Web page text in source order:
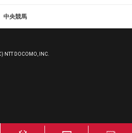
中央競馬
NTT DOCOMO, INC.